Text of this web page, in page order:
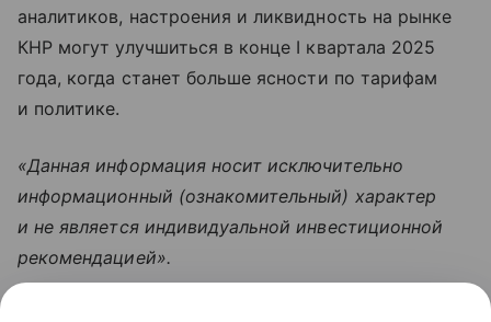
аналитиков, настроения и ликвидность на рынке
КНР могут улучшиться в конце I квартала 2025
года, когда станет больше ясности по тарифам
и политике.
«Данная информация носит исключительно
информационный (ознакомительный) характер
и не является индивидуальной инвестиционной
рекомендацией».